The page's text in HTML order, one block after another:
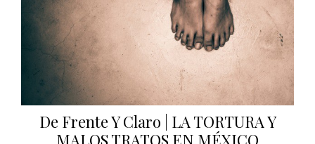
De Frente Y Claro | LA TORTURA Y
MALOS TRATOS EN MÉXICO